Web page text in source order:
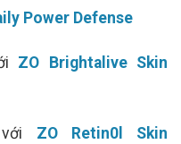
Power Defense
ZO Brightalive Skin
ZO Retin0l Skin